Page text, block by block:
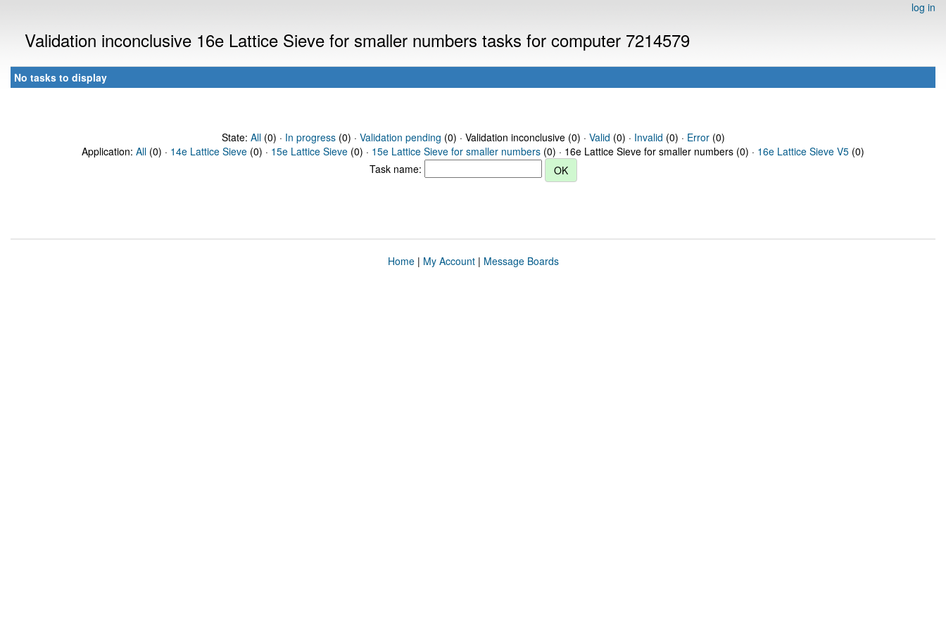
log in
Validation inconclusive 16e Lattice Sieve for smaller numbers tasks for computer 7214579
No tasks to display
State: All(0) · In progress(0) · Validation pending (0) · Validation inconclusive (0) · Valid (0) · Invalid (0) · Error(0)
Application: All (0) · 14e Lattice Sieve (0) · 15e Lattice Sieve (0) · 15e Lattice Sieve for smaller numbers (0) · 16e Lattice Sieve for smaller numbers (0) · 16e Lattice Sieve V5 (0)
Task name:
Home| My Account| Message Boards